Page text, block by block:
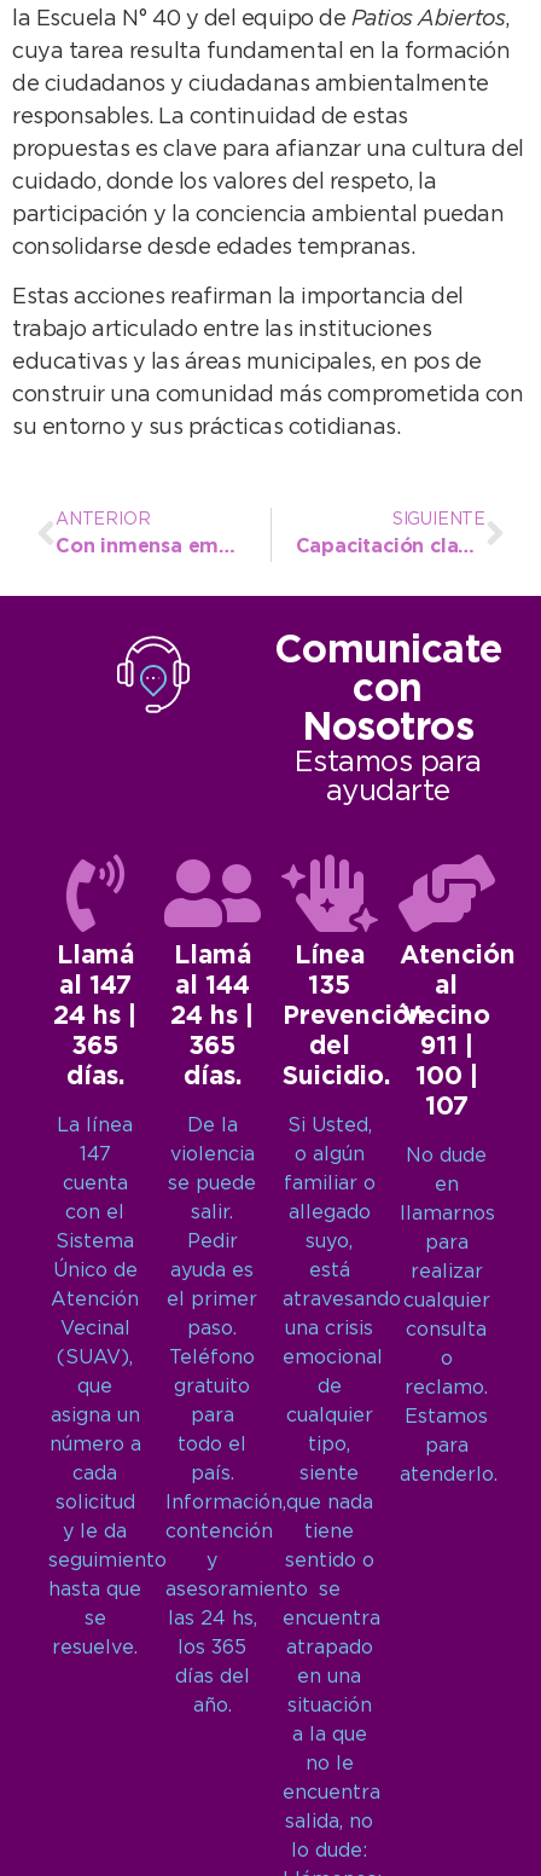
la Escuela N° 40 y del equipo de Patios Abiertos,
cuya tarea resulta fundamental en la formación
de ciudadanos y ciudadanas ambientalmente
responsables. La continuidad de estas
propuestas es clave para afianzar una cultura del
cuidado, donde los valores del respeto, la
participación y la conciencia ambiental puedan
consolidarse desde edades tempranas.
Estas acciones reafirman la importancia del
trabajo articulado entre las instituciones
educativas y las áreas municipales, en pos de
construir una comunidad más comprometida con
su entorno y sus prácticas cotidianas.
ANTERIOR
Con inmensa emoción el Instituto Superior Municipal anuncia la Gala Primer Aniversario
SIGUIENTE
Capacitación clave para el personal municipal en materia de seguridad vial y procedimientos actualizados
Comunicate
con
Nosotros
Estamos para
ayudarte
Llamá
al 147
24 hs |
365
días.
La línea
147
cuenta
con el
Sistema
Único de
Atención
Vecinal
(SUAV),
que
asigna un
número a
cada
solicitud
y le da
seguimiento
hasta que
se
resuelve.
Llamá
al 144
24 hs |
365
días.
De la
violencia
se puede
salir.
Pedir
ayuda es
el primer
paso.
Teléfono
gratuito
para
todo el
país.
Información,
contención
y
asesoramiento
las 24 hs,
los 365
días del
año.
Línea
135
Prevención
del
Suicidio.
Si Usted,
o algún
familiar o
allegado
suyo,
está
atravesando
una crisis
emocional
de
cualquier
tipo,
siente
que nada
tiene
sentido o
se
encuentra
atrapado
en una
situación
a la que
no le
encuentra
salida, no
lo dude:
Atención
al
Vecino
911 |
100 |
107
No dude
en
llamarnos
para
realizar
cualquier
consulta
o
reclamo.
Estamos
para
atenderlo.